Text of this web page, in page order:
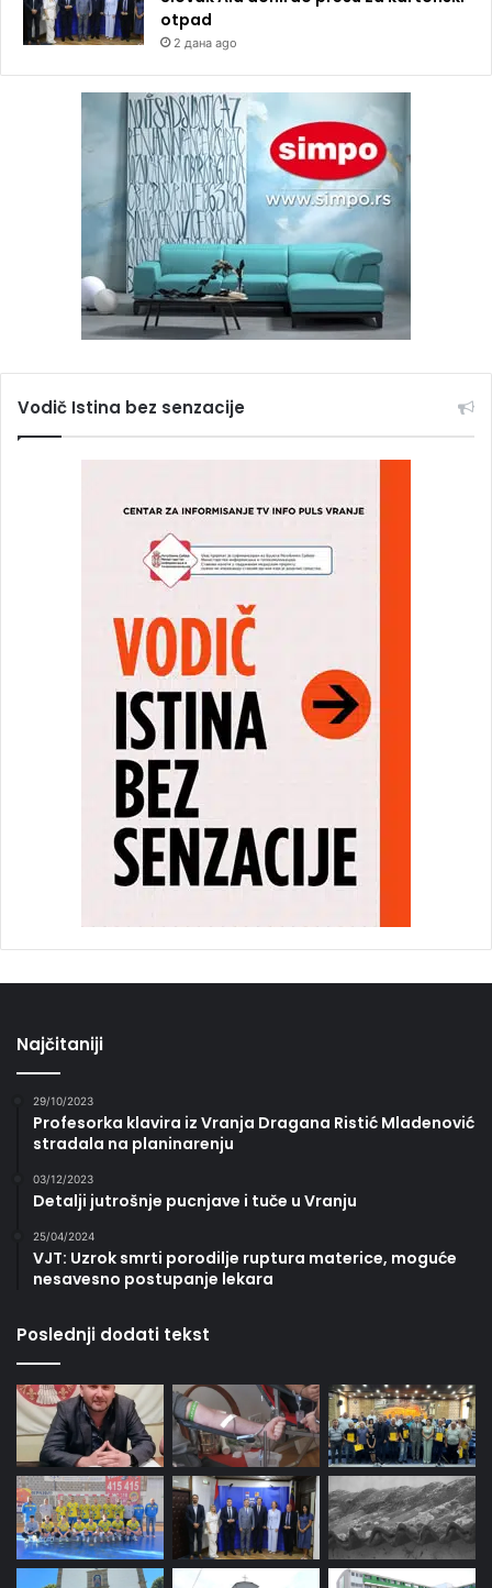
otpad
2 дана ago
Vodič Istina bez senzacije
Najčitaniji
29/10/2023
Profesorka klavira iz Vranja Dragana Ristić Mladenović
stradala na planinarenju
03/12/2023
Detalji jutrošnje pucnjave i tuče u Vranju
25/04/2024
VJT: Uzrok smrti porodilje ruptura materice, moguće
nesavesno postupanje lekara
Poslednji dodati tekst